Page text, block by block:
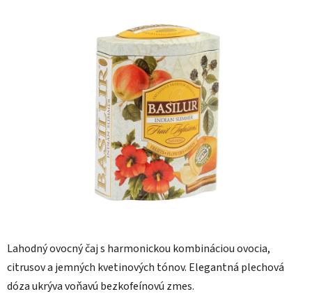
Lahodný ovocný čaj s harmonickou kombináciou ovocia,
citrusov a jemných kvetinových tónov. Elegantná plechová
dóza ukrýva voňavú bezkofeínovú zmes.